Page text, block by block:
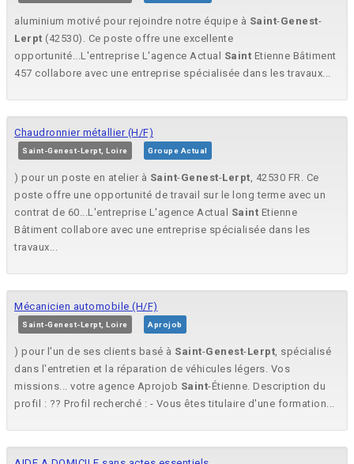
aluminium motivé pour rejoindre notre équipe à Saint-Genest-
Lerpt (42530). Ce poste offre une excellente
opportunité...L'entreprise L'agence Actual Saint Etienne Bâtiment
457 collabore avec une entreprise spécialisée dans les travaux...
Chaudronnier métallier (H/F)
Saint-Genest-Lerpt, Loire Groupe Actual
) pour un poste en atelier à Saint-Genest-Lerpt, 42530 FR. Ce
poste offre une opportunité de travail sur le long terme avec un
contrat de 60...L'entreprise L'agence Actual Saint Etienne
Bâtiment collabore avec une entreprise spécialisée dans les
travaux...
Mécanicien automobile (H/F)
Saint-Genest-Lerpt, Loire Aprojob
) pour l'un de ses clients basé à Saint-Genest-Lerpt, spécialisé
dans l'entretien et la réparation de véhicules légers. Vos
missions... votre agence Aprojob Saint-Étienne. Description du
profil : ?? Profil recherché : - Vous êtes titulaire d'une formation...